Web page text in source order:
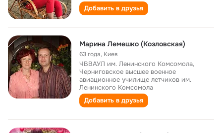
Добавить в друзья
Марина Лемешко (Козловская)
63 года, Киев
ЧВВАУЛ им. Ленинского Комсомола,
Черниговское высшее военное
авиационное училище летчиков им.
Ленинского Комсомола
Добавить в друзья